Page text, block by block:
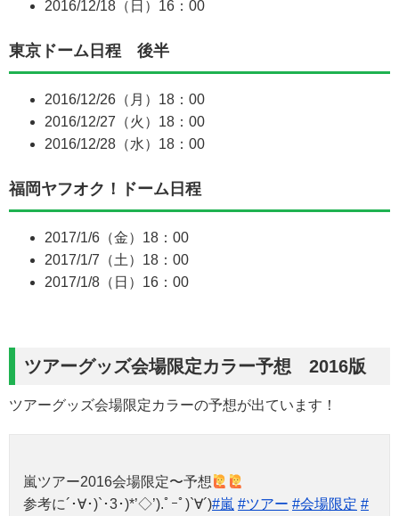
2016/12/18（日）16：00
東京ドーム日程 後半
2016/12/26（月）18：00
2016/12/27（火）18：00
2016/12/28（水）18：00
福岡ヤフオク！ドーム日程
2017/1/6（金）18：00
2017/1/7（土）18：00
2017/1/8（日）16：00
ツアーグッズ会場限定カラー予想 2016版
ツアーグッズ会場限定カラーの予想が出ています！
嵐ツアー2016会場限定〜予想
参考に´･∀･)`･3･)*’◇’).ﾟｰﾟ)`∀´)#嵐 #ツアー #会場限定 #